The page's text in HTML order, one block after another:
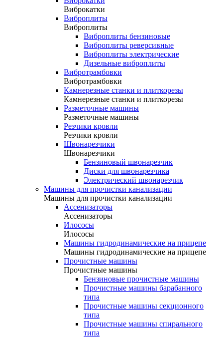
Виброкатки
Виброплиты
Виброплиты
Виброплиты бензиновые
Виброплиты реверсивные
Виброплиты электрические
Дизельные виброплиты
Вибротрамбовки
Вибротрамбовки
Камнерезные станки и плиткорезы
Камнерезные станки и плиткорезы
Разметочные машины
Разметочные машины
Резчики кровли
Резчики кровли
Швонарезчики
Швонарезчики
Бензиновый швонарезчик
Диски для швонарезчика
Электрический швонарезчик
Машины для прочистки канализации
Машины для прочистки канализации
Ассенизаторы
Ассенизаторы
Илососы
Илососы
Машины гидродинамические на прицепе
Машины гидродинамические на прицепе
Прочистные машины
Прочистные машины
Бензиновые прочистные машины
Прочистные машины барабанного
типа
Прочистные машины секционного
типа
Прочистные машины спирального
типа